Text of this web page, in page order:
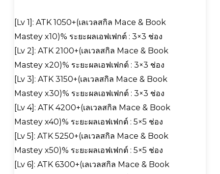
[Lv 1]: ATK 1050+(เลเวลสกิล Mace & Book
Mastey x10)% ระยะผลเอฟเฟกต์ : 3×3 ช่อง
[Lv 2]: ATK 2100+(เลเวลสกิล Mace & Book
Mastey x20)% ระยะผลเอฟเฟกต์ : 3×3 ช่อง
[Lv 3]: ATK 3150+(เลเวลสกิล Mace & Book
Mastey x30)% ระยะผลเอฟเฟกต์ : 3×3 ช่อง
[Lv 4]: ATK 4200+(เลเวลสกิล Mace & Book
Mastey x40)% ระยะผลเอฟเฟกต์ : 5×5 ช่อง
[Lv 5]: ATK 5250+(เลเวลสกิล Mace & Book
Mastey x50)% ระยะผลเอฟเฟกต์ : 5×5 ช่อง
[Lv 6]: ATK 6300+(เลเวลสกิล Mace & Book